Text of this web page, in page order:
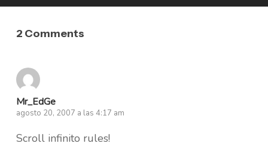
2 Comments
Mr_EdGe
agosto 20, 2007 a las 4:17 am
Scroll infinito rules!